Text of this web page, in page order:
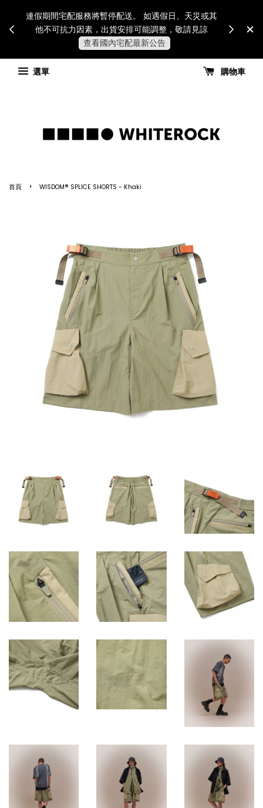
連假期間宅配服務將暫停配送。 如遇假日、天災或其
他不可抗力因素，出貨安排可能調整，敬請見諒
查看國內宅配最新公告
for all
國
選單
購物車
首頁 › WISDOM® SPLICE SHORTS - Khaki